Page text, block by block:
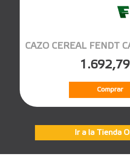
CAZO CEREAL FENDT
Comprar
Ir a la Tienda